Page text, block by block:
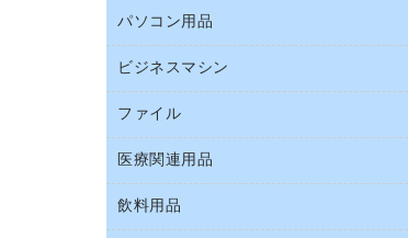
倉庫収納用品
防災用品
養生用品
ルーズリーフ
各種用紙
額縁
帳簿
典礼用品
パーティション
パソコン用品
ＨＤＤ／ＳＳＤ
ＯＡクリーナー／エアダスター
ＯＡフィルター
ＵＳＢハブ／ＵＳＢアクセサリー
ビジネスマシン
ＵＳＢメモリ
インクジェットプリンタ／複合機
スキャナー
デジタルカメラ
ファイル
２穴リフィル・２穴インデックス
３０穴リフィル・３０穴インデックス
Ｚ式ファイル
医療関連用品
医療関連用品
飲料用品